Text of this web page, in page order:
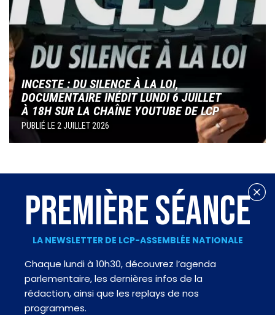
INCESTE : DU SILENCE À LA LOI,
DOCUMENTAIRE INÉDIT LUNDI 6 JUILLET
À 18H SUR LA CHAÎNE YOUTUBE DE LCP
PUBLIÉ LE 2 JUILLET 2026
PREMIÈRE SÉANCE
LA NEWSLETTER DE LCP-ASSEMBLÉE NATIONALE
Chaque lundi à 10h30, découvrez l’agenda
parlementaire, les dernières infos de la
rédaction, ainsi que les replays de nos
programmes.